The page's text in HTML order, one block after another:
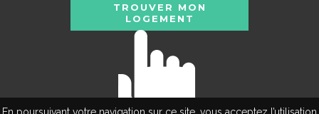
TROUVER MON
LOGEMENT